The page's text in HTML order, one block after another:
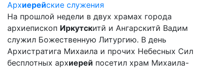
Архиерейские служения
На прошлой недели в двух храмах города
архиепископ Иркутскитй и Ангарскитй Вадим
служил Божественную Литургию. В день
Архистратига Михаила и прочих Небесных Сил
бесплотных архиерей посетил храм Михаила-